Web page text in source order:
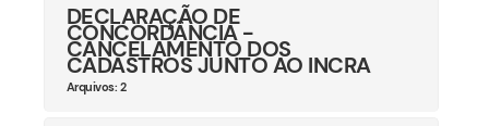
DECLARAÇÃO DE
CONCORDÂNCIA -
CANCELAMENTO DOS
CADASTROS JUNTO AO INCRA
Arquivos: 2